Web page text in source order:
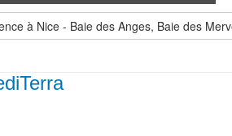
à Nice - Baie des Anges, Baie des